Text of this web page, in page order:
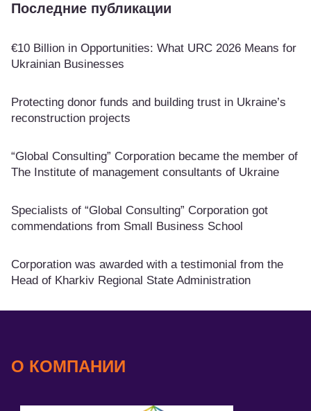
Последние публикации
€10 Billion in Opportunities: What URC 2026 Means for
Ukrainian Businesses
Protecting donor funds and building trust in Ukraine’s
reconstruction projects
“Global Consulting” Corporation became the member of
The Institute of management consultants of Ukraine
Specialists of “Global Consulting” Corporation got
commendations from Small Business School
Corporation was awarded with a testimonial from the
Head of Kharkiv Regional State Administration
О КОМПАНИИ